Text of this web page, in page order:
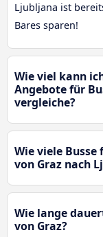
Ljubljana ist
Bares sparen!
Wie viel kann
Angebote für
vergleiche?
Wie viele
von Graz nach
Wie lange
von Graz?